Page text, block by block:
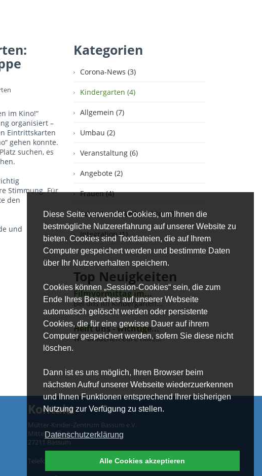
Diese Seite verwendet Cookies, um Ihnen die
bestmögliche Nutzererfahrung auf unserer Website zu
bieten. Cookies sind Textdateien, die auf Ihrem
Computer gespeichert werden und bestimmte Daten
über Ihr Nutzerverhalten speichern.
Cookies können „Session-Cookies“ sein, die zum
Ende Ihres Besuches auf unserer Webseite
automatisch gelöscht werden oder persistente
Cookies, die für eine gewisse Dauer auf ihrem
Computer gespeichert werden, sofern Sie diese nicht
löschen.
Dann ist es uns möglich, Ihren Browser beim
nächsten Aufruf unserer Webseite wiederzuerkennen
und Ihnen Funktionen entsprechend Ihrer bisherigen
Nutzung zur Verfügung zu stellen.
Datenschutzerklärung
Alle Cookies akzeptieren
im Kino!“
organisiert –
Eintrittskarten
gehen konnte.
suchen, es
Stimmung. Für
den
und
Kategorien
Corona-News (3)
Kindergarten (4)
Allgemein (7)
Umbau (2)
Veranstaltung (6)
Angebote (2)
Frauen (4)
Advent und Weihnachten (3)
Integration (1)
Top Neuigkeiten
Filmvormittag im...
Bei uns im Kindergarten...
Helft uns - wichtige...
Wir brauchen eure Hilfe...
Kontakt
Mütter-Kinder-Zentrum Bassum e.V.
Mittelstraße 2
27211 Bassum
Telefon: 04241-4842 Mo-Fr von 9 bis 14 Uhr